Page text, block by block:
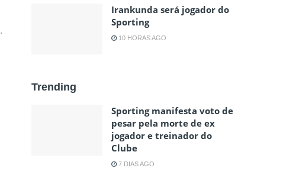
Irankunda será jogador do
Sporting
10 HORAS AGO
Trending
Sporting manifesta voto de
pesar pela morte de ex
jogador e treinador do
Clube
7 DIAS AGO